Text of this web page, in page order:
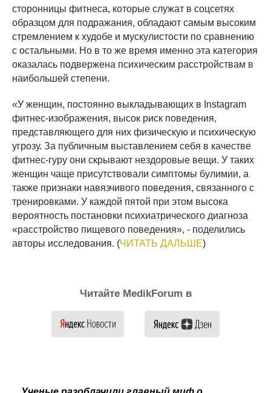
сторонницы фитнеса, которые служат в соцсетях
образцом для подражания, обладают самым высоким
стремлением к худобе и мускулистости по сравнению
с остальными. Но в то же время именно эта категория
оказалась подвержена психическим расстройствам в
наибольшей степени.
«У женщин, постоянно выкладывающих в Instagram
фитнес-изображения, высок риск поведения,
представляющего для них физическую и психическую
угрозу. За публичным выставлением себя в качестве
фитнес-гуру они скрывают нездоровые вещи. У таких
женщин чаще присутствовали симптомы булимии, а
также признаки навязчивого поведения, связанного с
тренировками. У каждой пятой при этом высока
вероятность постановки психиатрического диагноза
«расстройство пищевого поведения», - поделились
авторы исследования. (ЧИТАТЬ ДАЛЬШЕ)
Читайте MedikForum в